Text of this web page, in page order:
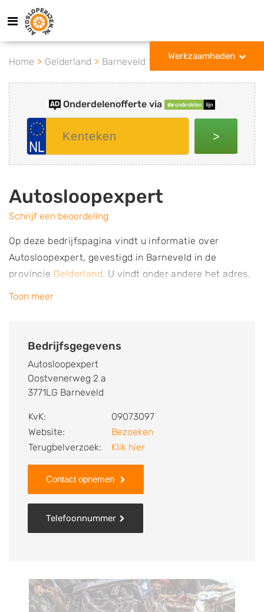
Werkzaamheden
Home Gelderland Barneveld Autosloopexpert
Onderdelenofferte via
>
Autosloopexpert
Schrijf een beoordeling
Op deze bedrijfspagina vindt u informatie over
Autosloopexpert, gevestigd in Barneveld in de
provincie Gelderland. U vindt onder andere het adres,
de plaats, het telefoonnummer, openingstijden en
u welke werkzaamheden Autosloopexpert voor u kan
achterlaten als u al ervaring hebt met deze
autosloperij.
Zoekt u een ander bedrijf? Zoek dan in
Toon meer
Bedrijfsgegevens
Autosloopexpert
Oostvenerweg 2 a
3771LG Barneveld
KvK:
09073097
Website:
Bezoeken
Terugbelverzoek:
Klik hier
Contact opnemen
Telefoonnummer